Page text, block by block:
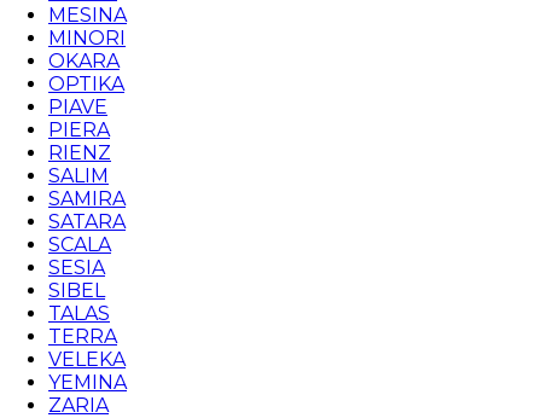
MESINA
MINORI
OKARA
OPTIKA
PIAVE
PIERA
RIENZ
SALIM
SAMIRA
SATARA
SCALA
SESIA
SIBEL
TALAS
TERRA
VELEKA
YEMINA
ZARIA